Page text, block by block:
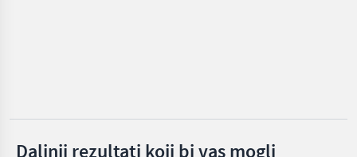
Daljnji rezultati koji bi vas mogli